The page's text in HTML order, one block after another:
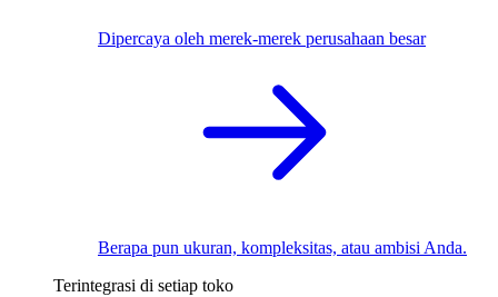
Dipercaya oleh merek-merek perusahaan besar
Berapa pun ukuran, kompleksitas, atau ambisi Anda.
Terintegrasi di setiap toko